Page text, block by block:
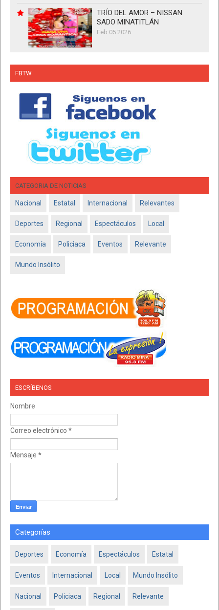
TRÍO DEL AMOR – NISSAN
SADO MINATITLÁN
Feb 05 2026
FBTW
CATEGORIA DE NOTICIAS
Nacional Estatal Internacional Relevantes
Deportes Regional Espectáculos Local
Economía Policiaca Eventos Relevante
Mundo Insólito
ESCRÍBENOS
Nombre
Correo electrónico *
Mensaje *
Categorías
Deportes Economía Espectáculos Estatal
Eventos Internacional Local Mundo Insólito
Nacional Policiaca Regional Relevante